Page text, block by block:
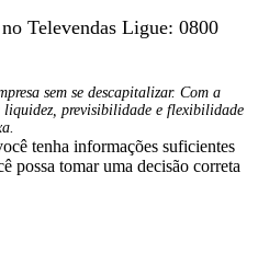
Televendas Ligue: 0800
sem se descapitalizar. Com a
liquidez, previsibilidade e flexibilidade
tenha informações suficientes
possa tomar uma decisão correta